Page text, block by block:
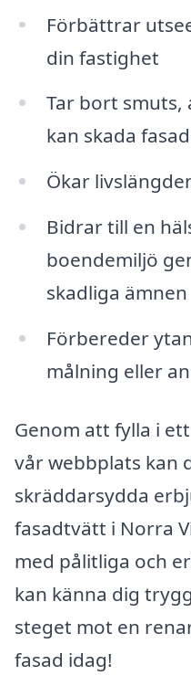
Förbättrar
din fastighet
Tar bort smuts,
kan skada
Ökar
Bidrar till en
boendemiljö
skadliga ämnen
Förbereder
målning eller
Genom att fylla i
vår webbplats kan
skräddarsydda
fasadtvätt i Norra
med pålitliga och
kan känna dig
steget mot en
fasad idag!